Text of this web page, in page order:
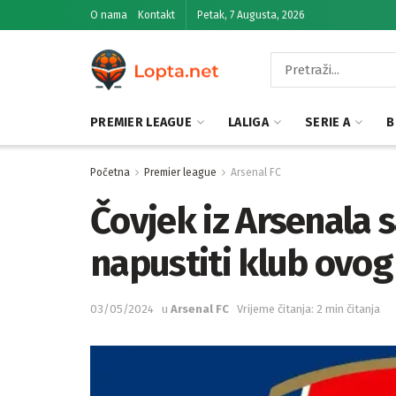
O nama Kontakt Petak, 7 Augusta, 2026
PREMIER LEAGUE LALIGA SERIE A
Početna Premier league Arsenal FC
Čovjek iz Arsenala
napustiti klub
03/05/2024 u Arsenal FC Vrijeme čitanja: 2 min čitanja